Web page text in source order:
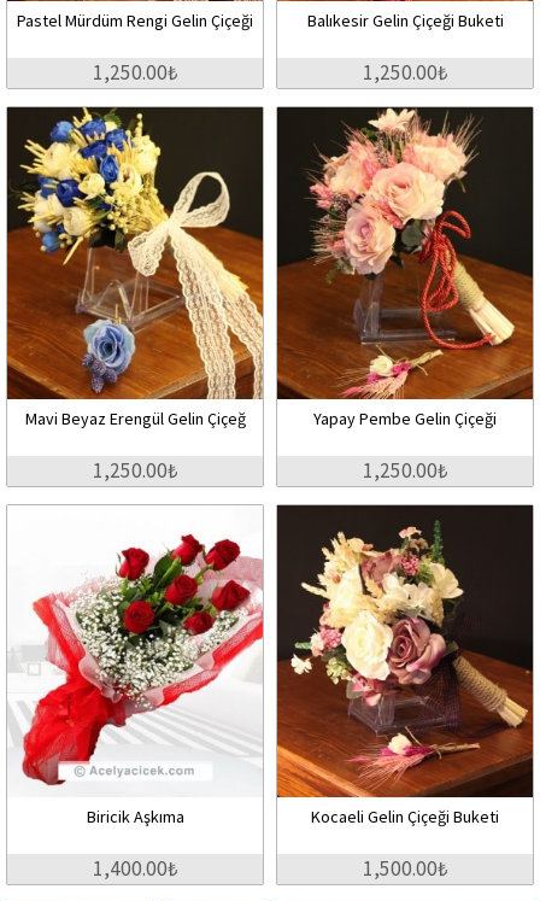
Pastel Mürdüm Rengi Gelin Çiçeği
1,250.00₺
Balıkesir Gelin Çiçeği Buketi
1,250.00₺
Mavi Beyaz Erengül Gelin Çiçeğ
1,250.00₺
Yapay Pembe Gelin Çiçeği
1,250.00₺
Biricik Aşkıma
1,400.00₺
Kocaeli Gelin Çiçeği Buketi
1,500.00₺